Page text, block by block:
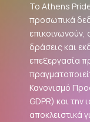
Το Athens
προσωπικά
επικοινωνούν,
δράσεις και
επεξεργασία
Κανονισμό
GDPR) και την
αποκλειστικά